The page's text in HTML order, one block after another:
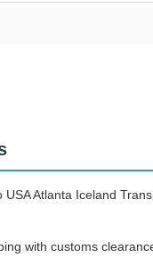
Atlanta Iceland
with customs